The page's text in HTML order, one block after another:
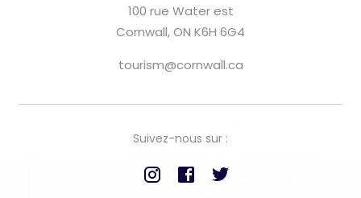
100 rue Water est
Cornwall, ON K6H 6G4
tourism@cornwall.ca
Suivez-nous sur :